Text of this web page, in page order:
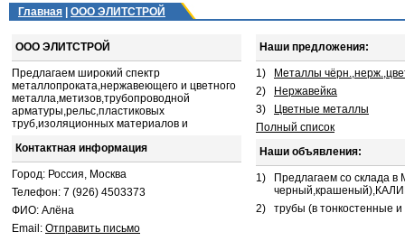
Главная ООО ЭЛИТСТРОЙ
ООО ЭЛИТСТРОЙ
Предлагаем широкий спектр
металлопроката,нержавеющего и цветного
металла,метизов,трубопроводной
арматуры,рельс,пластиковых
труб,изоляционных материалов и
Контактная информация
Город: Россия, Москва
Телефон: 7 (926) 4503373
ФИО: Алёна
Email: Отправить письмо
Наши предложения:
1)
Металлы
2)
Нержавейка
3)
Цветные металлы
Полный список
Наши объявления:
1)
Предлагаем со склада
2)
трубы (в тонкостенные